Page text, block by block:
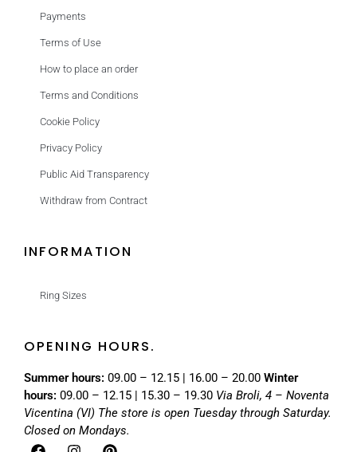
Payments
Terms of Use
How to place an order
Terms and Conditions
Cookie Policy
Privacy Policy
Public Aid Transparency
Withdraw from Contract
INFORMATION
Ring Sizes
OPENING HOURS.
Summer hours: 09.00 – 12.15 | 16.00 – 20.00 Winter
hours: 09.00 – 12.15 | 15.30 – 19.30 Via Broli, 4 – Noventa
Vicentina (VI) The store is open Tuesday through Saturday.
Closed on Mondays.